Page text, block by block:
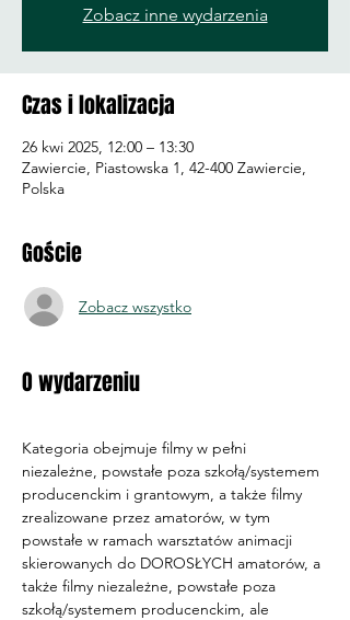
Zobacz inne wydarzenia
Czas i lokalizacja
26 kwi 2025, 12:00 – 13:30
Zawiercie, Piastowska 1, 42-400 Zawiercie,
Polska
Goście
Zobacz wszystko
O wydarzeniu
Kategoria obejmuje filmy w pełni
niezależne, powstałe poza szkołą/systemem
producenckim i grantowym, a także filmy
zrealizowane przez amatorów, w tym
powstałe w ramach warsztatów animacji
skierowanych do DOROSŁYCH amatorów, a
także filmy niezależne, powstałe poza
szkołą/systemem producenckim, ale